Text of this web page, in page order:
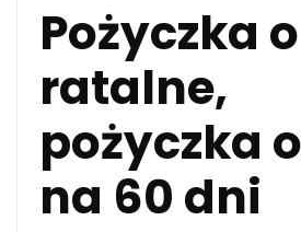
Pożyczka
ratalne,
pożyczka
na 60 dni